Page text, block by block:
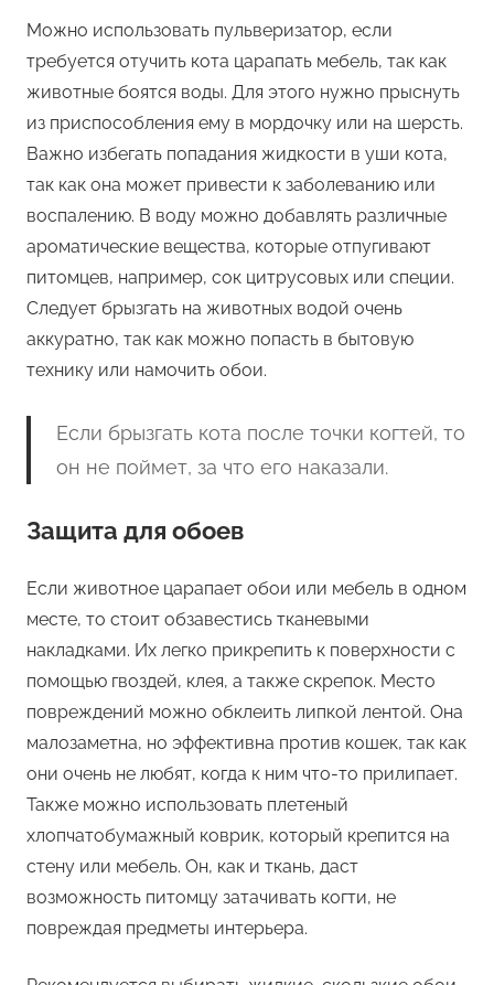
Можно использовать пульверизатор, если
требуется отучить кота царапать мебель, так как
животные боятся воды. Для этого нужно прыснуть
из приспособления ему в мордочку или на шерсть.
Важно избегать попадания жидкости в уши кота,
так как она может привести к заболеванию или
воспалению. В воду можно добавлять различные
ароматические вещества, которые отпугивают
питомцев, например, сок цитрусовых или специи.
Следует брызгать на животных водой очень
аккуратно, так как можно попасть в бытовую
технику или намочить обои.
Если брызгать кота после точки когтей, то
он не поймет, за что его наказали.
Защита для обоев
Если животное царапает обои или мебель в одном
месте, то стоит обзавестись тканевыми
накладками. Их легко прикрепить к поверхности с
помощью гвоздей, клея, а также скрепок. Место
повреждений можно обклеить липкой лентой. Она
малозаметна, но эффективна против кошек, так как
они очень не любят, когда к ним что-то прилипает.
Также можно использовать плетеный
хлопчатобумажный коврик, который крепится на
стену или мебель. Он, как и ткань, даст
возможность питомцу затачивать когти, не
повреждая предметы интерьера.